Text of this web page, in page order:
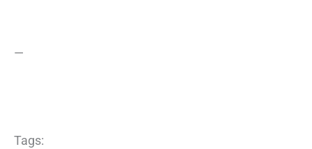
—
Tags: